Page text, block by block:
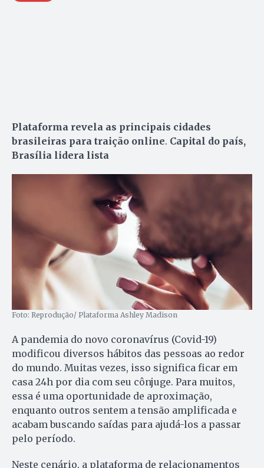
Plataforma revela as principais cidades
brasileiras para traição online. Capital do país,
Brasília lidera lista
Foto: Reprodução/ Plataforma Ashley Madison
A pandemia do novo coronavírus (Covid-19)
modificou diversos hábitos das pessoas ao redor
do mundo. Muitas vezes, isso significa ficar em
casa 24h por dia com seu cônjuge. Para muitos,
essa é uma oportunidade de aproximação,
enquanto outros sentem a tensão amplificada e
acabam buscando saídas para ajudá-los a passar
pelo período.
Neste cenário, a plataforma de relacionamentos